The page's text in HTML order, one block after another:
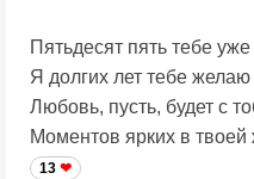
Пятьдесят пять тебе
Я долгих лет тебе
Любовь, пусть, будет с
Моментов ярких в твоей
13